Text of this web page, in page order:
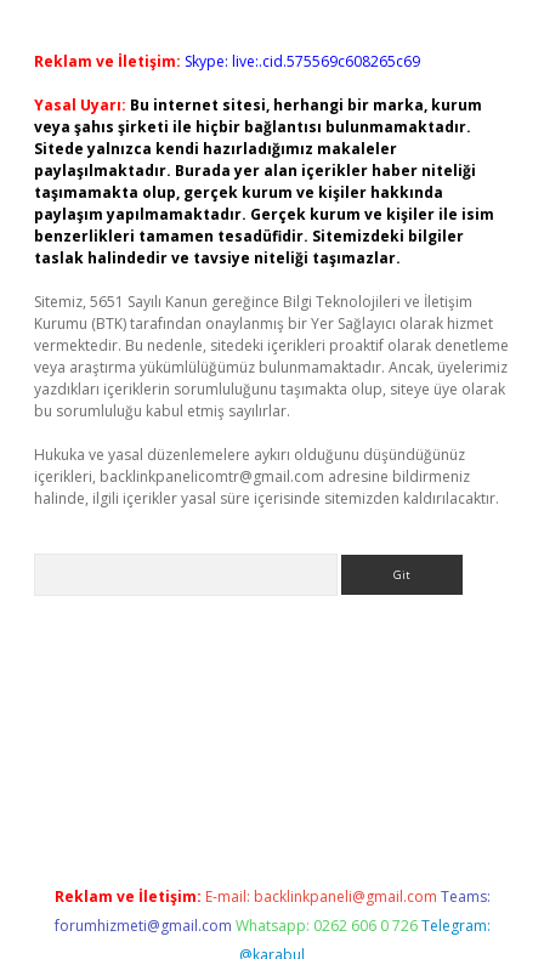
Reklam ve İletişim: Skype: live:.cid.575569c608265c69
Yasal Uyarı: Bu internet sitesi, herhangi bir marka, kurum
veya şahıs şirketi ile hiçbir bağlantısı bulunmamaktadır.
Sitede yalnızca kendi hazırladığımız makaleler
paylaşılmaktadır. Burada yer alan içerikler haber niteliği
taşımamakta olup, gerçek kurum ve kişiler hakkında
paylaşım yapılmamaktadır. Gerçek kurum ve kişiler ile isim
benzerlikleri tamamen tesadüfidir. Sitemizdeki bilgiler
taslak halindedir ve tavsiye niteliği taşımazlar.
Sitemiz, 5651 Sayılı Kanun gereğince Bilgi Teknolojileri ve İletişim
Kurumu (BTK) tarafından onaylanmış bir Yer Sağlayıcı olarak hizmet
vermektedir. Bu nedenle, sitedeki içerikleri proaktif olarak denetleme
veya araştırma yükümlülüğümüz bulunmamaktadır. Ancak, üyelerimiz
yazdıkları içeriklerin sorumluluğunu taşımakta olup, siteye üye olarak
bu sorumluluğu kabul etmiş sayılırlar.
Hukuka ve yasal düzenlemelere aykırı olduğunu düşündüğünüz
içerikleri, backlinkpanelicomtr@gmail.com adresine bildirmeniz
halinde, ilgili içerikler yasal süre içerisinde sitemizden kaldırılacaktır.
Reklam ve İletişim: E-mail: backlinkpaneli@gmail.com Teams:
forumhizmeti@gmail.com Whatsapp: 0262 606 0 726 Telegram:
@karabul